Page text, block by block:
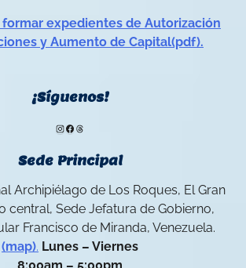
formar expedientes de Autorización
y Aumento de Capital(pdf).
¡Síguenos!
Instagram
Facebook
Threads
Sede Principal
Archipiélago de Los Roques, El Gran
central, Sede Jefatura de Gobierno,
Francisco de Miranda, Venezuela.
(map). Lunes – Viernes